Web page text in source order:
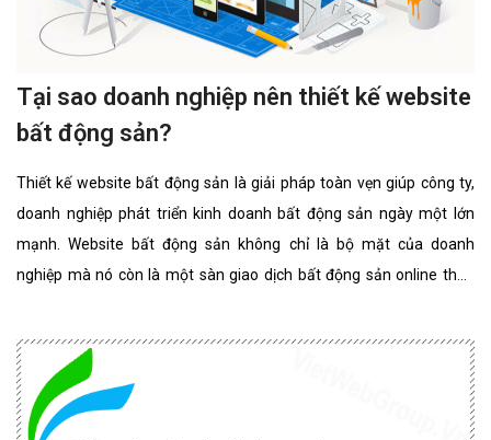
Tại sao doanh nghiệp nên thiết kế website
bất động sản?
Thiết kế website bất động sản là giải pháp toàn vẹn giúp công ty,
doanh nghiệp phát triển kinh doanh bất động sản ngày một lớn
mạnh. Website bất động sản không chỉ là bộ mặt của doanh
nghiệp mà nó còn là một sàn giao dịch bất động sản online thân